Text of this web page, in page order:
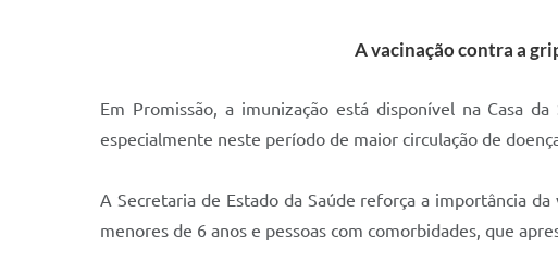
A vacinação contra a
Em Promissão, a imunização está disponível na Casa
especialmente neste período de maior circulação de
A Secretaria de Estado da Saúde reforça a importância
menores de 6 anos e pessoas com comorbidades, que